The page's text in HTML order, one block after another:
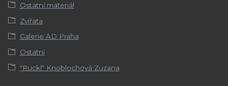
Ostatní materiál
Zvířata
Galerie AD Praha
Ostatní
"Ruckl" Knoblochová Zuzana